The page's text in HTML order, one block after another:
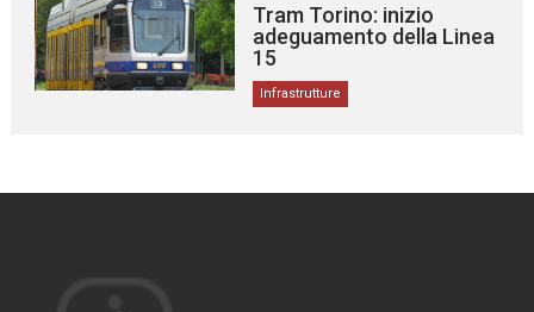
Tram Torino: inizio
adeguamento della Linea
15
Infrastrutture